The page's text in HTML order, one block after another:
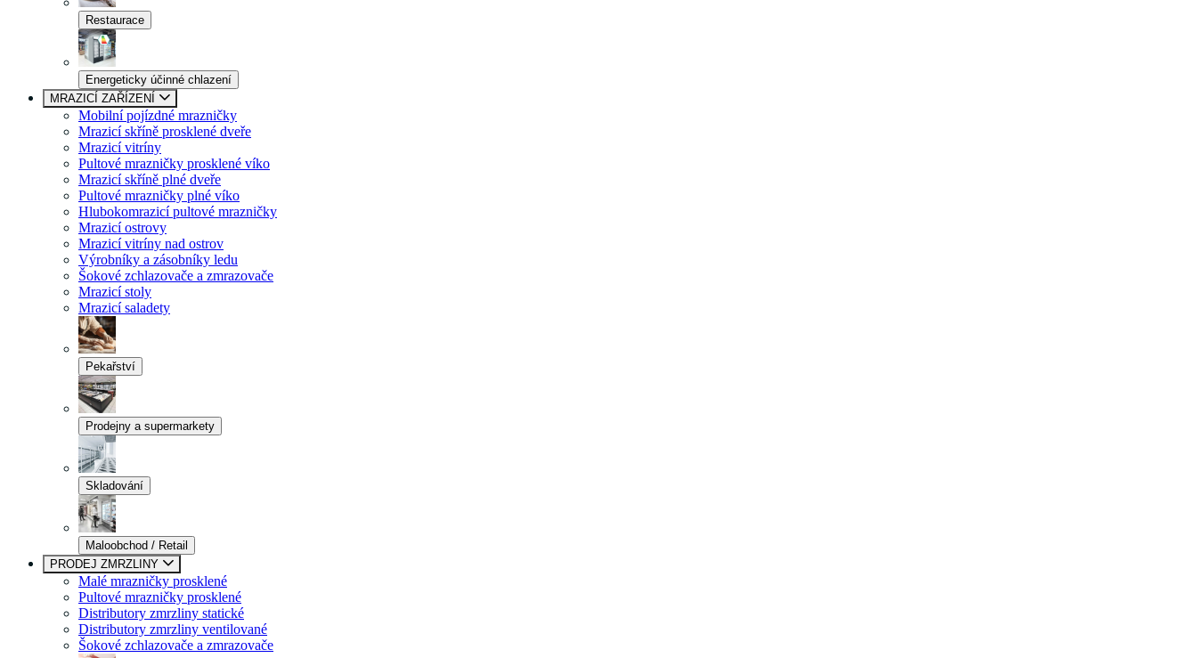
Restaurace
Energeticky účinné chlazení
MRAZICÍ ZAŘÍZENÍ
Mobilní pojízdné mrazničky
Mrazicí skříně prosklené dveře
Mrazicí vitríny
Pultové mrazničky prosklené víko
Mrazicí skříně plné dveře
Pultové mrazničky plné víko
Hlubokomrazicí pultové mrazničky
Mrazicí ostrovy
Mrazicí vitríny nad ostrov
Výrobníky a zásobníky ledu
Šokové zchlazovače a zmrazovače
Mrazicí stoly
Mrazicí saladety
Pekařství
Prodejny a supermarkety
Skladování
Maloobchod / Retail
PRODEJ ZMRZLINY
Malé mrazničky prosklené
Pultové mrazničky prosklené
Distributory zmrzliny statické
Distributory zmrzliny ventilované
Šokové zchlazovače a zmrazovače